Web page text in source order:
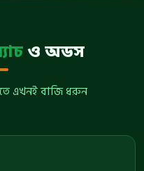
ও অডস
এখনই বাজি ধরুন